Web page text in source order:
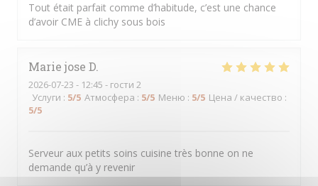
Tout était parfait comme d’habitude, c’est une chance
d’avoir CME à clichy sous bois
Marie jose D
2026-07-23 - 12:45 - гости 2
Услуги : 5/5 Атмосфера : 5/5 Меню : 5/5 Цена / качество :
5/5
Serveur aux petits soins cuisine très bonne on ne
demande qu’à y revenir